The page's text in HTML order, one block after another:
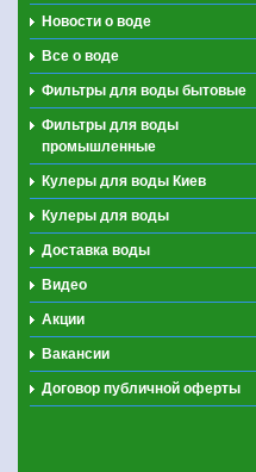
Новости о воде
Все о воде
Фильтры для воды бытовые
Фильтры для воды
промышленные
Кулеры для воды Киев
Кулеры для воды
Доставка воды
Видео
Акции
Вакансии
Договор публичной оферты